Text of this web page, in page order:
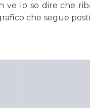
lo so dire che
che segue